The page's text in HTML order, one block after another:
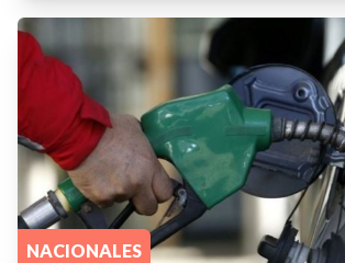
NACIONALES